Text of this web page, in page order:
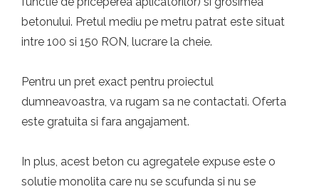
betonului. Pretul mediu pe metru patrat este situat
intre 100 si 150 RON, lucrare la cheie.
Pentru un pret exact pentru proiectul
dumneavoastra, va rugam sa ne contactati. Oferta
este gratuita si fara angajament.
In plus, acest beton cu agregatele expuse este o
solutie monolita care nu se scufunda si nu se